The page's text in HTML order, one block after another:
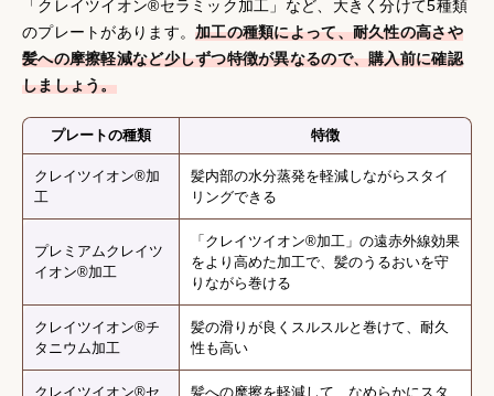
「クレイツイオン®セラミック加工」など、大きく分けて5種類
のプレートがあります。加工の種類によって、耐久性の高さや
髪への摩擦軽減など少しずつ特徴が異なるので、購入前に確認
しましょう。
プレートの種類 特徴
クレイツイオン®加
工
髪内部の水分蒸発を軽減しながらスタイ
リングできる
プレミアムクレイツ
イオン®加工
「クレイツイオン®加工」の遠赤外線効果
をより高めた加工で、髪のうるおいを守
りながら巻ける
クレイツイオン®チ
タニウム加工
髪の滑りが良くスルスルと巻けて、耐久
性も高い
クレイツイオン®セ 髪への摩擦を軽減して、なめらかにスタ